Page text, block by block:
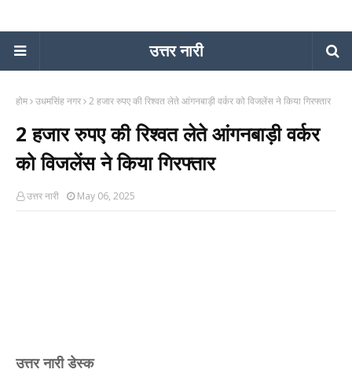
उत्तर नारी
होम उधमसिंह नगर 2 हजार रुपए की रिश्वत लेते आंगनबाड़ी वर्कर को विजलेंस ने किया गिरफ्तार
2 हजार रुपए की रिश्वत लेते आंगनबाड़ी वर्कर
को विजलेंस ने किया गिरफ्तार
उत्तर नारी May 06, 2025
उत्तर नारी डेस्क